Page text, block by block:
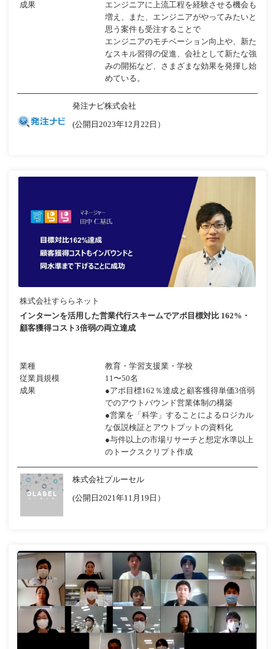
成果
エンジニアに上流工程を経験させる機会も
増え、また、エンジニアがやってみたいと
思う案件も受注することで
エンジニアのモチベーション向上や、新た
なスキル習得の促進、会社として新たな強
みの開拓など、さまざまな効果を発揮し始
めている。
発注ナビ株式会社
(公開日2023年12月22日）
株式会社すららネット
インターンを活用した営業代行スキームでアポ目標対比 162%・
顧客獲得コスト3倍弱の両立達成
業種
教育・学習支援業・学校
従業員規模
11〜50名
成果
●アポ目標162％達成と顧客獲得単価3倍弱
でのアウトバウンド営業体制の構築
●営業を「科学」することによるロジカル
な仮説検証とアウトプットの資料化
●与件以上の市場リサーチと想定水準以上
のトークスクリプト作成
株式会社プルーセル
(公開日2021年11月19日）